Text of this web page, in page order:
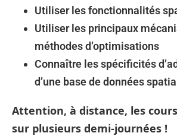
Utiliser les fonctionnalités
Utiliser les principaux
méthodes d’optimisations
Connaître les spécificités
d’une base de données
Attention, à distance, les
sur plusieurs demi-journées !